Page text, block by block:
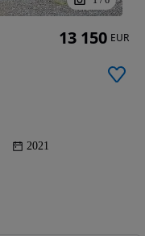
2021
13 150 EUR